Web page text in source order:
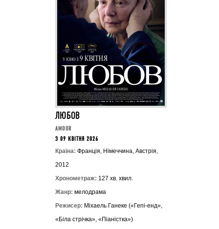
ЛЮБОВ
AMOUR
З 09 КВІТНЯ 2026
Країна: Франція, Німеччина, Австрія,
2012
Хронометраж: 127 хв. хвил.
Жанр: мелодрама
Режисер: Міхаель Ганеке («Гепі-енд»,
«Біла стрічка», «Піаністка»)